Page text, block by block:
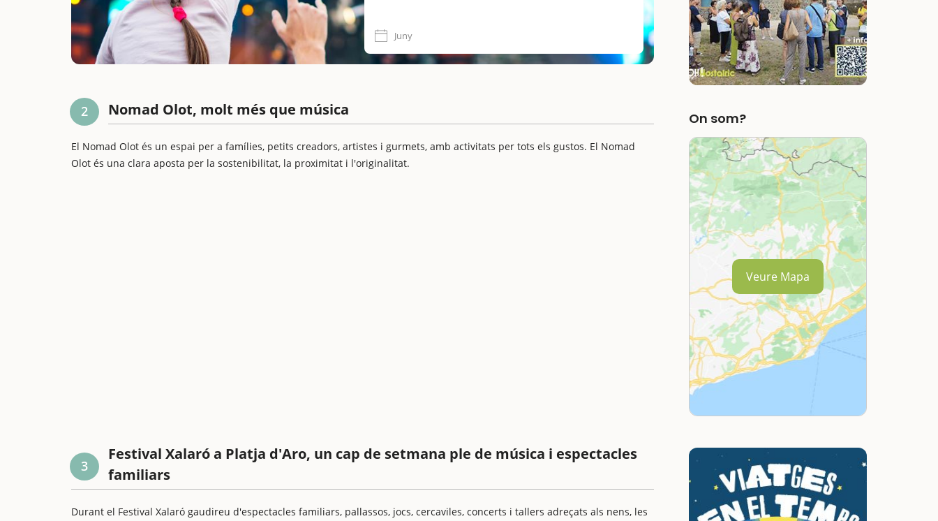
Juny
2 Nomad Olot, molt més que música
El Nomad Olot és un espai per a famílies, petits creadors, artistes i gurmets, amb activitats per tots els gustos. El Nomad
Olot és una clara aposta per la sostenibilitat, la proximitat i l'originalitat.
3
Festival Xalaró a Platja d'Aro, un cap de setmana ple de música i espectacles
familiars
Durant el Festival Xalaró gaudireu d'espectacles familiars, pallassos, jocs, cercaviles, concerts i tallers adreçats als nens, les
On som?
Veure Mapa